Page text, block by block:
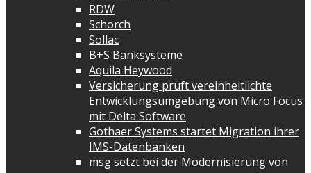
RDW
Schorch
Sollac
B+S Banksysteme
Aquila Heywood
Versicherung prüft vereinheitlichte
Entwicklungsumgebung von Micro Focus
mit Delta Software
Gothaer Systems startet Migration ihrer
IMS-Datenbanken
msg setzt bei der Modernisierung von